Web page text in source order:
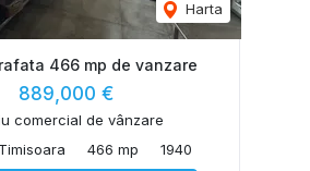
Harta
466 mp de vanzare
889,000 €
comercial de vânzare
466 mp 1940